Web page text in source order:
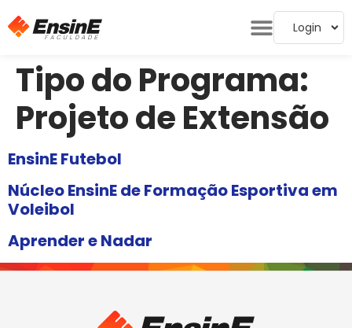
Login
Tipo do Programa:
Projeto de Extensão
EnsinE Futebol
Núcleo EnsinE de Formação Esportiva em
Voleibol
Aprender e Nadar